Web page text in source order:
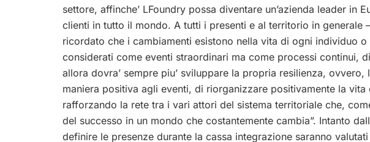
settore, affinche’ LFoundry possa diventare un’azienda leader in
clienti in tutto il mondo. A tutti i presenti e al territorio in generale
ricordato che i cambiamenti esistono nella vita di ogni individuo
considerati come eventi straordinari ma come processi continui,
allora dovra’ sempre piu’ sviluppare la propria resilienza, ovvero,
maniera positiva agli eventi, di riorganizzare positivamente la vita
rafforzando la rete tra i vari attori del sistema territoriale che,
del successo in un mondo che costantemente cambia”. Intanto
definire le presenze durante la cassa integrazione saranno